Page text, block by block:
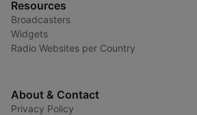
Resources
Broadcasters
Widgets
Radio Websites per Country
About & Contact
Privacy Policy